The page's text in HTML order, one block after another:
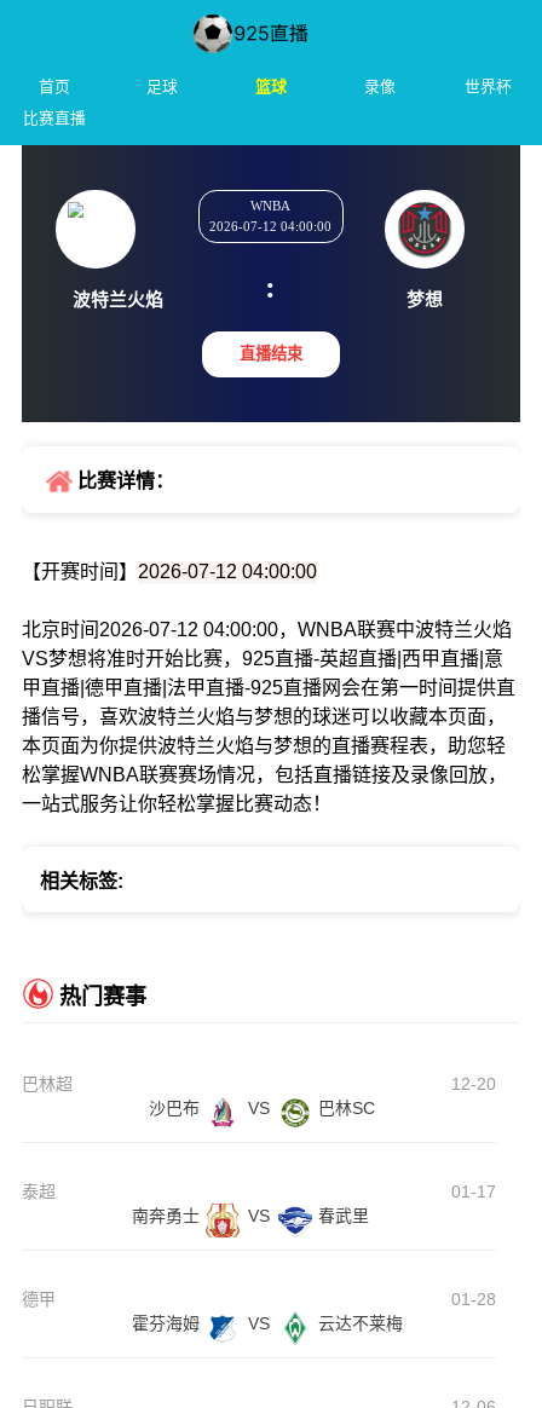
首页 足球 篮球 录像
世界杯
比赛直播
:
比赛详情：
【开赛时间】 2026-07-12 04:00:00
北京时间2026-07-12 04:00:00，WNBA联赛中波特兰火焰
VS梦想将准时开始比赛，925直播-英超直播|西甲直播|意
甲直播|德甲直播|法甲直播-925直播网会在第一时间提供直
播信号，喜欢波特兰火焰与梦想的球迷可以收藏本页面，
本页面为你提供波特兰火焰与梦想的直播赛程表，助您轻
松掌握WNBA联赛赛场情况，包括直播链接及录像回放，
一站式服务让你轻松掌握比赛动态！
相关标签:
热门赛事
巴林超
12-20
沙巴布
VS 巴林SC
泰超
01-17
南奔勇士
VS 春武里
德甲
01-28
霍芬海姆
VS 云达不莱梅